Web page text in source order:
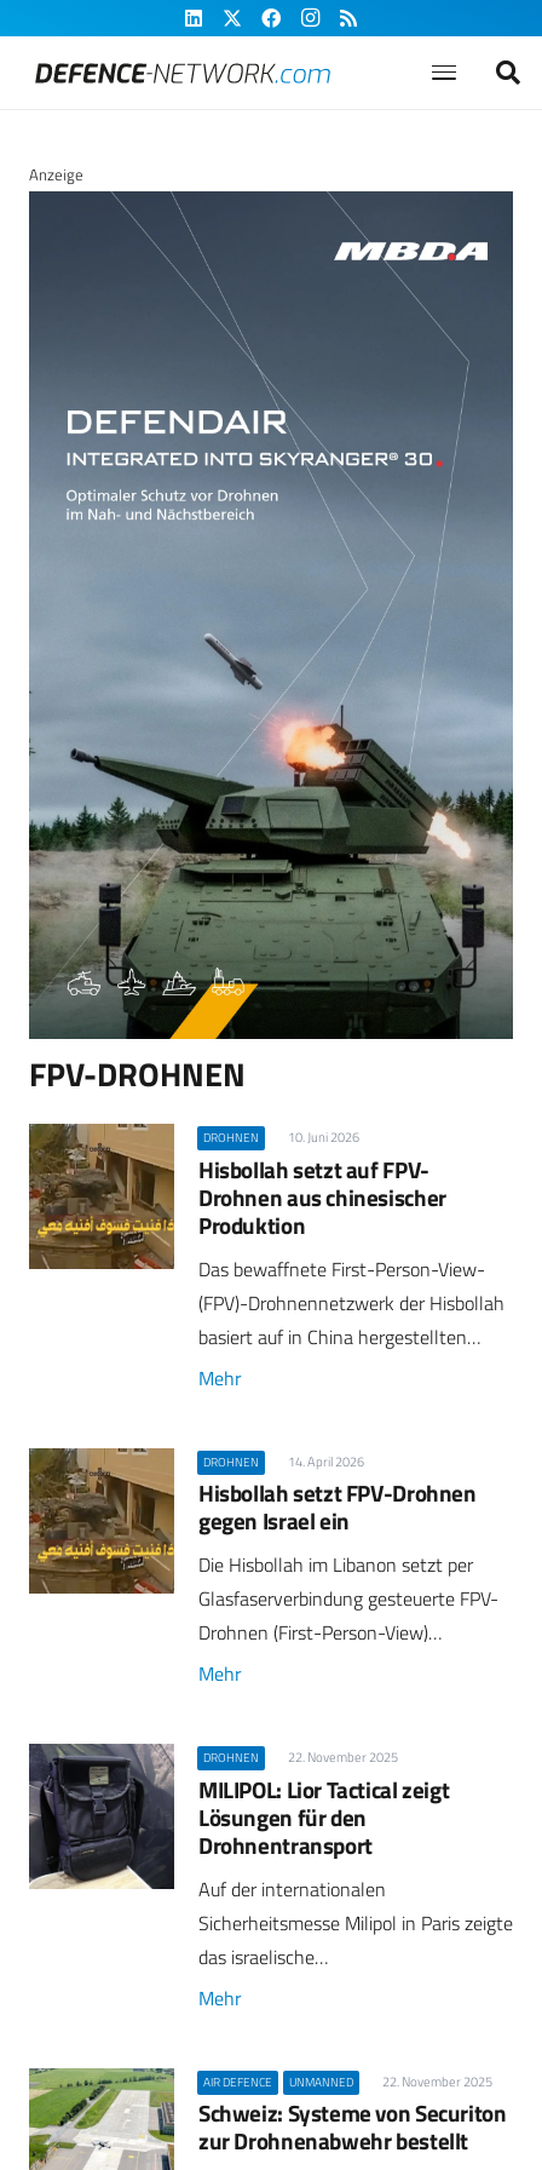
Anzeige
FPV-DROHNEN
DROHNEN 10. Juni 2026
Hisbollah setzt auf FPV-
Drohnen aus chinesischer
Produktion
Das bewaffnete First-Person-View-
(FPV)-Drohnennetzwerk der Hisbollah
basiert auf in China hergestellten…
Mehr
DROHNEN 14. April 2026
Hisbollah setzt FPV-Drohnen
gegen Israel ein
Die Hisbollah im Libanon setzt per
Glasfaserverbindung gesteuerte FPV-
Drohnen (First-Person-View)…
Mehr
DROHNEN 22. November 2025
MILIPOL: Lior Tactical zeigt
Lösungen für den
Drohnentransport
Auf der internationalen
Sicherheitsmesse Milipol in Paris zeigte
das israelische…
Mehr
AIR DEFENCE UNMANNED 22. November 2025
Schweiz: Systeme von Securiton
zur Drohnenabwehr bestellt